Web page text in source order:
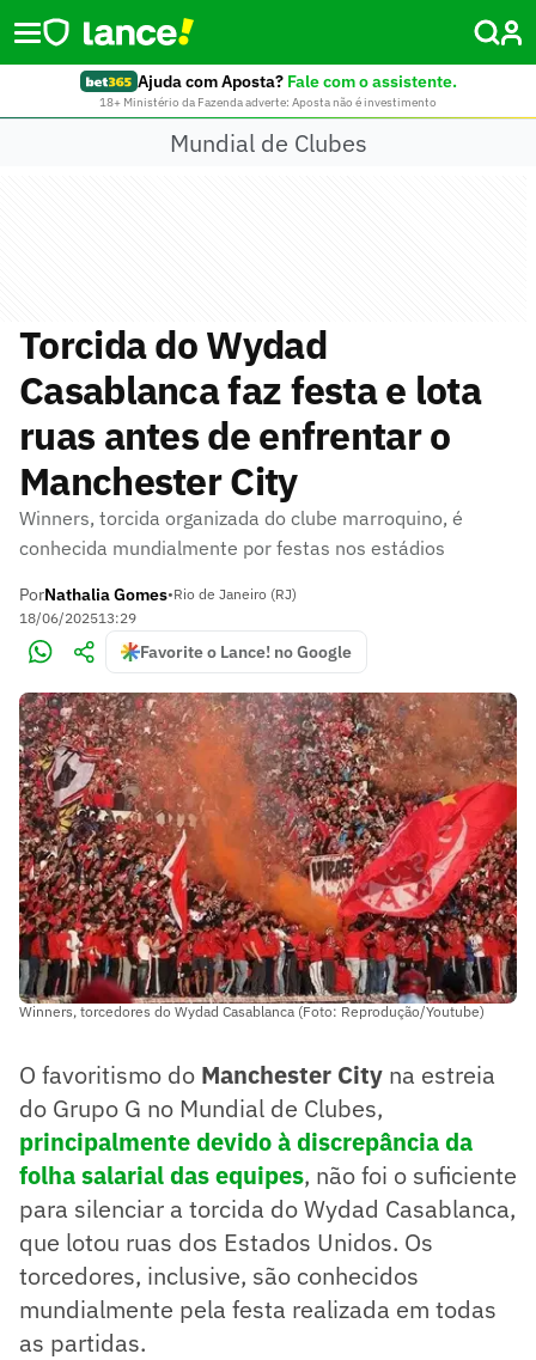
Ajuda com Aposta? Fale com o assistente.
18+ Ministério da Fazenda adverte: Aposta não é investimento
Mundial de Clubes
Torcida do Wydad
Casablanca faz festa e lota
ruas antes de enfrentar o
Manchester City
Winners, torcida organizada do clube marroquino, é
conhecida mundialmente por festas nos estádios
PorNathalia Gomes•Rio de Janeiro (RJ)
18/06/202513:29
Favorite o Lance! no Google
Winners, torcedores do Wydad Casablanca (Foto: Reprodução/Youtube)
O favoritismo do Manchester City na estreia
do Grupo G no Mundial de Clubes,
principalmente devido à discrepância da
folha salarial das equipes, não foi o suficiente
para silenciar a torcida do Wydad Casablanca,
que lotou ruas dos Estados Unidos. Os
torcedores, inclusive, são conhecidos
mundialmente pela festa realizada em todas
as partidas.